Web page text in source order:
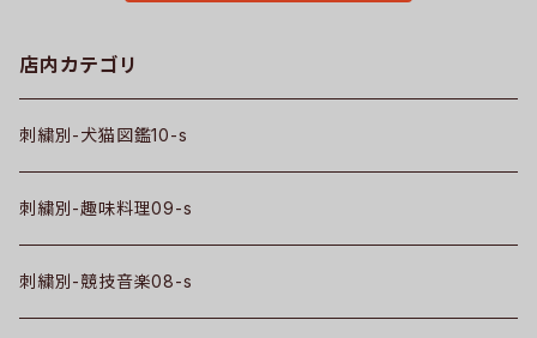
店内カテゴリ
刺繍別-犬猫図鑑10-s
刺繍別-趣味料理09-s
刺繍別-競技音楽08-s